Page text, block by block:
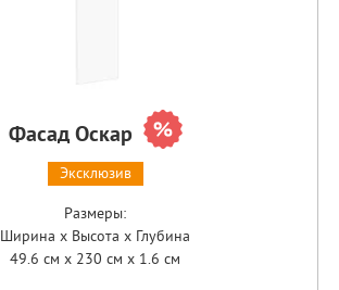
Фасад Оскар
Эксклюзив
Размеры:
Ширина x Высота x Глубина
49.6 см x 230 см x 1.6 см